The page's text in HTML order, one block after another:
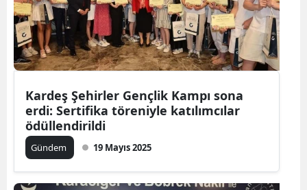
Kardeş Şehirler Gençlik Kampı sona
erdi: Sertifika töreniyle katılımcılar
ödüllendirildi
Gündem 19 Mayıs 2025